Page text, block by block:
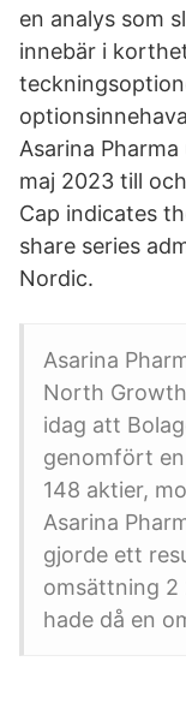
en analys som
innebär i
Asarina
maj 2023 till
Cap indicates
share series
Nordic.
Asarina
North
idag att
genomfört
148 aktier,
Asarina
gjorde ett
omsättning 2
hade då en